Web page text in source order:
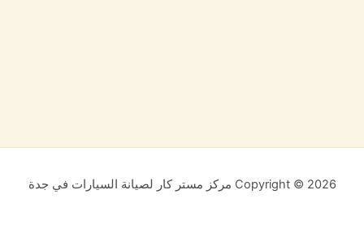
Copyright © 2026 مركز مستر كار لصيانة السيارات في جدة